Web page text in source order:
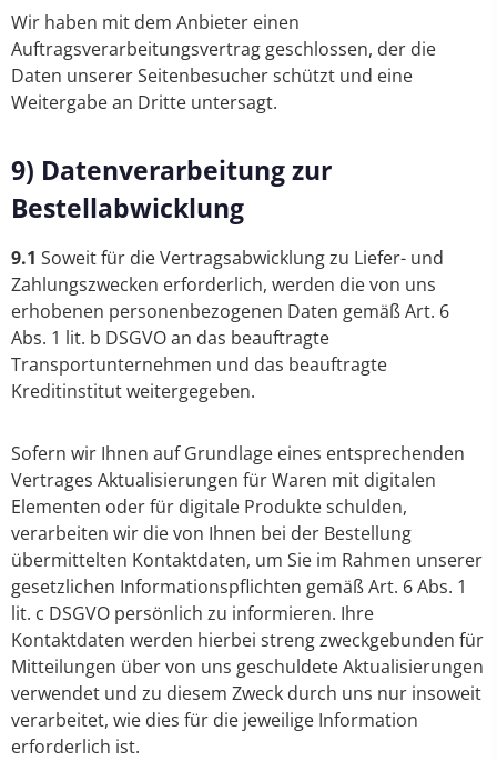
Wir haben mit dem Anbieter einen
Auftragsverarbeitungsvertrag geschlossen, der die
Daten unserer Seitenbesucher schützt und eine
Weitergabe an Dritte untersagt.
9) Datenverarbeitung zur
Bestellabwicklung
9.1 Soweit für die Vertragsabwicklung zu Liefer- und
Zahlungszwecken erforderlich, werden die von uns
erhobenen personenbezogenen Daten gemäß Art. 6
Abs. 1 lit. b DSGVO an das beauftragte
Transportunternehmen und das beauftragte
Kreditinstitut weitergegeben.
Sofern wir Ihnen auf Grundlage eines entsprechenden
Vertrages Aktualisierungen für Waren mit digitalen
Elementen oder für digitale Produkte schulden,
verarbeiten wir die von Ihnen bei der Bestellung
übermittelten Kontaktdaten, um Sie im Rahmen unserer
gesetzlichen Informationspflichten gemäß Art. 6 Abs. 1
lit. c DSGVO persönlich zu informieren. Ihre
Kontaktdaten werden hierbei streng zweckgebunden für
Mitteilungen über von uns geschuldete Aktualisierungen
verwendet und zu diesem Zweck durch uns nur insoweit
verarbeitet, wie dies für die jeweilige Information
erforderlich ist.